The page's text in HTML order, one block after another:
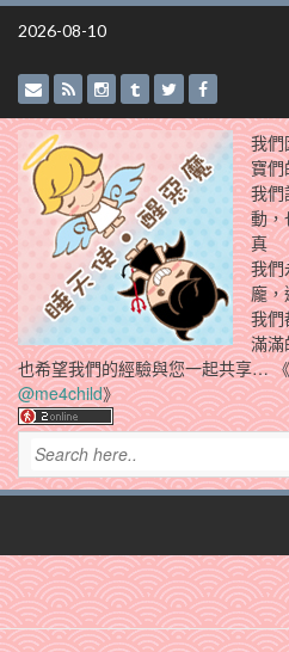
Skip
2026-08-10
我們
寶們
我們
動，
真
我們
龐，
我們
滿滿
也希望我們的經驗與您一起共享… 《
@me4child》